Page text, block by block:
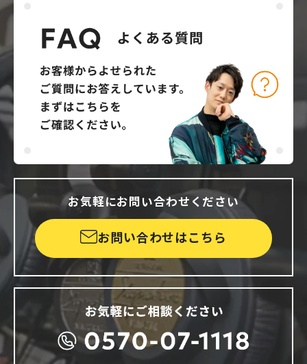
お気軽にお問い合わせください
お問い合わせはこちら